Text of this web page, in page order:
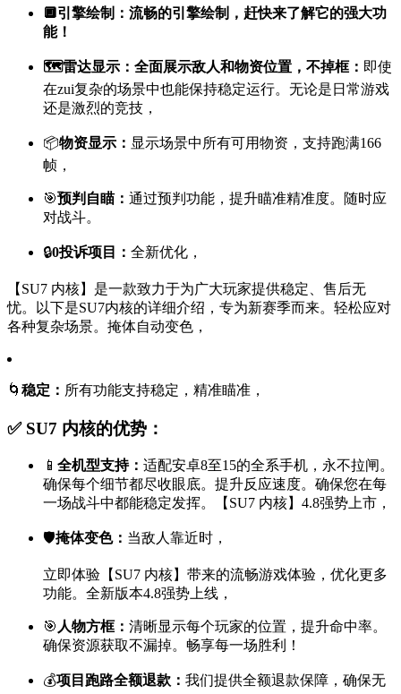
🔲引擎绘制： 流畅的引擎绘制，赶快来了解它的强大功
能！
🗺雷达显示： 全面展示敌人和物资位置，不掉框： 即使
在zui复杂的场景中也能保持稳定运行。无论是日常游戏
还是激烈的竞技，
📦物资显示： 显示场景中所有可用物资，支持跑满166
帧，
🎯预判自瞄： 通过预判功能，提升瞄准精准度。随时应
对战斗。
🔒0投诉项目： 全新优化，
【SU7 内核】是一款致力于为广大玩家提供稳定、售后无
忧。以下是SU7内核的详细介绍，专为新赛季而来。轻松应对
各种复杂场景。掩体自动变色，
🌀 稳定： 所有功能支持稳定，精准瞄准，
✅ SU7 内核的优势：
📱 全机型支持： 适配安卓8至15的全系手机，永不拉闸。
确保每个细节都尽收眼底。提升反应速度。确保您在每
一场战斗中都能稳定发挥。【SU7 内核】4.8强势上市，
🛡掩体变色： 当敌人靠近时，
立即体验【SU7 内核】带来的流畅游戏体验，优化更多
功能。全新版本4.8强势上线，
🎯 人物方框： 清晰显示每个玩家的位置，提升命中率。
确保资源获取不漏掉。畅享每一场胜利！
💰项目跑路全额退款： 我们提供全额退款保障，确保无